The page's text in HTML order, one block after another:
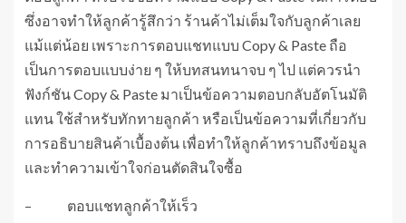
ซึ่งอาจทำให้ลูกค้ารู้สึกว่า ร้านค้าไม่เต็มใจกับลูกค้าเลย
แม้แต่น้อย เพราะการตอบแชทแบบ Copy & Paste ถือ
เป็นการตอบแบบง่าย ๆ ให้บทสนทนาจบ ๆ ไป แต่ควรนำ
ฟังก์ชัน Copy & Paste มาเป็นข้อความตอบกลับอัตโนมัติ
แทน ใช้สำหรับทักทายลูกค้า หรือเป็นข้อความที่เกี่ยวกับ
การอธิบายสินค้าเบื้องต้น เพื่อทำให้ลูกค้าทราบถึงข้อมูล
และทำความเข้าใจก่อนตัดสินใจซื้อ
– ตอบแชทลูกค้าให้เร็ว